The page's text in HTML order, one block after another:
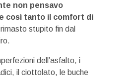
non pensavo
così tanto il comfort di
stupito fin dal
dell’asfalto, i
il ciottolato, le buche